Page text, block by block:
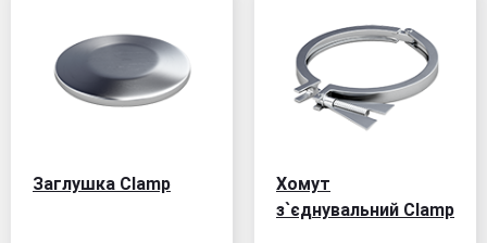
Заглушка Clamp
Хомут
з`єднувальний Clamp